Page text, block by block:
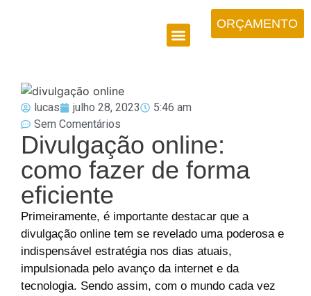
ORÇAMENTO
lucas julho 28, 2023
5:46 am
Sem Comentários
Divulgação online:
como fazer de forma
eficiente
Primeiramente, é importante destacar que a
divulgação online tem se revelado uma poderosa e
indispensável estratégia nos dias atuais,
impulsionada pelo avanço da internet e da
tecnologia. Sendo assim, com o mundo cada vez